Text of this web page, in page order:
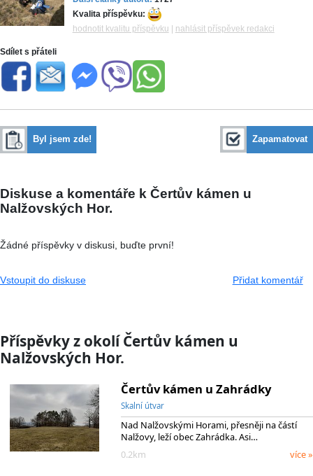
Kvalita příspěvku:
hodnotit kvalitu příspěvku
nahlásit příspěvek redakci
Sdílet s přáteli
Byl jsem zde! Zapamatovat
Diskuse a komentáře k Čertův kámen u
Nalžovských Hor.
Žádné příspěvky v diskusi, buďte první!
Vstoupit do diskuse Přidat komentář
Příspěvky z okolí Čertův kámen u
Nalžovských Hor.
Čertův kámen u Zahrádky
Skalní útvar
Nad Nalžovskými Horami, přesněji na částí
Nalžovy, leží obec Zahrádka. Asi…
0.2km
více »